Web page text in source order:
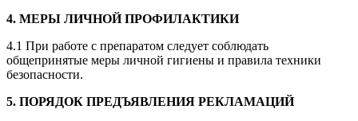
4. МЕРЫ ЛИЧНОЙ ПРОФИЛАКТИКИ
4.1 При работе с препаратом следует соблюдать
общепринятые меры личной гигиены и правила техники
безопасности.
5. ПОРЯДОК ПРЕДЪЯВЛЕНИЯ РЕКЛАМАЦИЙ